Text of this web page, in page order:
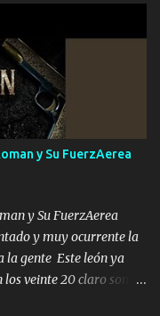
grandes por eso hay
atender los deberes
confianza tengo gente
7 arreglan
ordené NOS HACE
SIEMPRE FUE UN
SIEMPRE
Es el DOS de
y Su FuerzAerea
y Su FuerzAerea
y muy ocurrente la
la gente Este león ya
veinte 20 claro son